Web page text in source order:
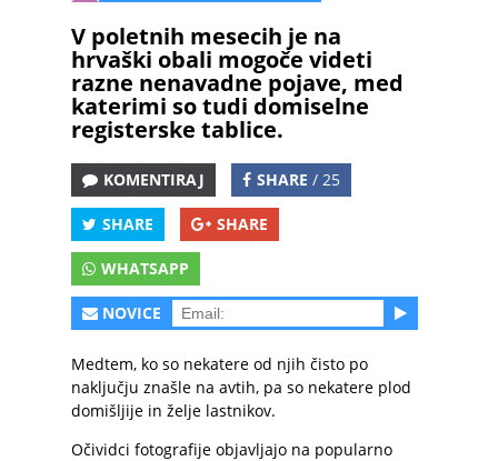
V poletnih mesecih je na
hrvaški obali mogoče videti
razne nenavadne pojave, med
katerimi so tudi domiselne
registerske tablice.
KOMENTIRAJ SHARE / 25
SHARE SHARE
WHATSAPP
NOVICE
Medtem, ko so nekatere od njih čisto po
naključju znašle na avtih, pa so nekatere plod
domišljije in želje lastnikov.
Očividci fotografije objavljajo na popularno